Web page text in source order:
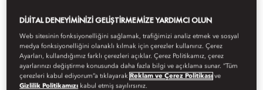
DIJITAL DENEYIMINIZI GELIŞTIRMEMIZE YARDIMCI OLUN
Web sitesinin fonksiyonelliğini sağlamak, trafiğimizi analiz etmek ve sosyal
medya fonksiyonelliğini olanaklı kılmak için çerezler kullanırız. Çerez
Ayarları, kullandığımız farklı çerezleri açıklar. Çerez Politikamız, çerez
ayarlarınızı değiştirme konusunda daha fazla bilgi ve açıklama sunar. “Tüm
çerezleri kabul ediyorum”a tıklayarak Reklam ve Çerez Politikası ve
Gizlilik Politikamızı kabul etmiş sayılırsınız.